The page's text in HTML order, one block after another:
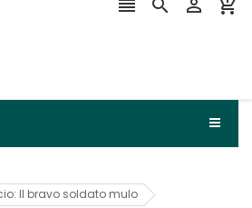
   
Il bravo soldato mulo